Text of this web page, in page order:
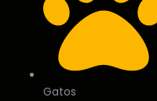
Gatos